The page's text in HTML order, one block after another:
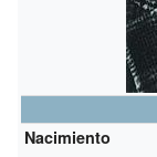
Nacimiento